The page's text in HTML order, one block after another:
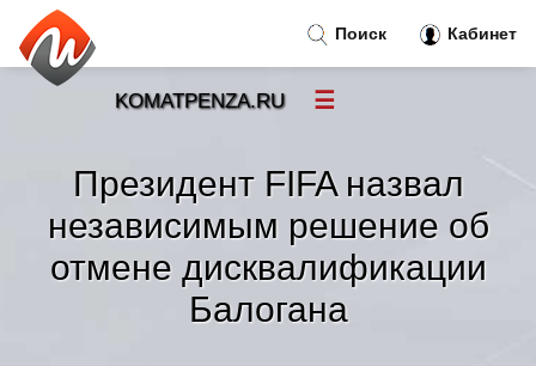
Президент FIFA назвал
независимым решение об
отмене дисквалификации
Балогана
Поиск Кабинет
KOMATPENZA.RU ☰
Новости»
Тренды новостей »
Рубрики»